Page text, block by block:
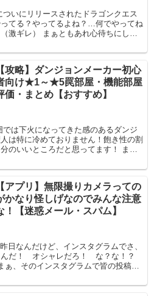
いにリリースされたドラゴンクエス
てる？やってるよね？…何でやってね
激ギレ） まぁともあれ心待ちにして
【攻略】ダンジョンメーカー初心
向け★1～★5罠部屋・機能部屋
価・まとめ【おすすめ】
は下火になってきた感のあるダンジ
は特に冷めておりません！飽き性の割
のいいところだと思ってます！ まぁ
【アプリ】無限撮りカメラっての
かなり怪しげなのでみんな注意
！【迷惑メール・スパム】
なんだけど、インスタグラムでさ、
んだ！ オシャレだろ！ な？な！？
、そのインスタグラムで皆の投稿と